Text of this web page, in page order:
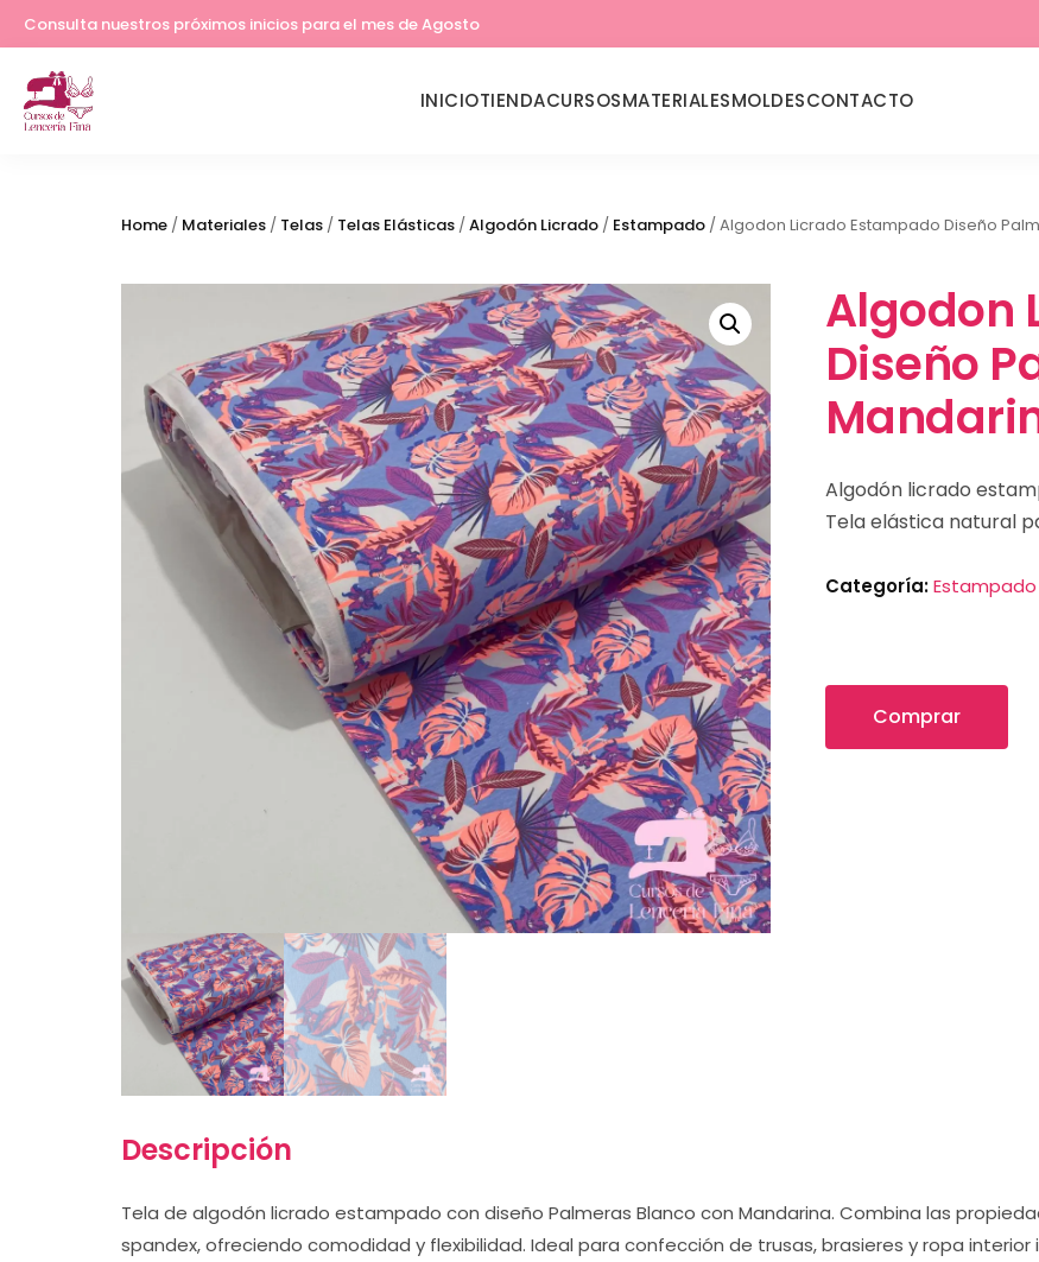
Lleva tu costura a otro nivel
INICIOTIENDACURSOSMATERIALESMOLDESCONTACTO
Home / Materiales / Telas / Telas Elásticas /Algodón Licrado / Estampado / Algodon Licrado Estampado Diseño
Algodon
Diseño
Algodón licrado
Tela elástica natural
Categoría:Estampado
Comprar
Descripción
Tela de algodón licrado estampado con diseño Palmeras Blanco con Mandarina. Combina las
spandex, ofreciendo comodidad y flexibilidad. Ideal para confección de trusas, brasieres y ropa